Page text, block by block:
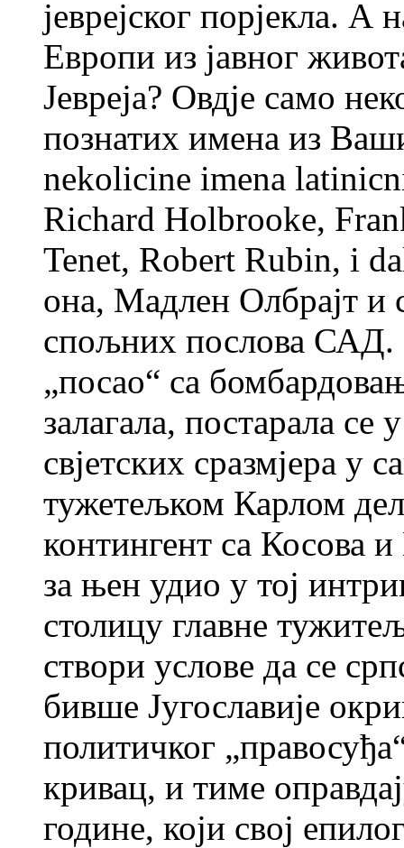
јеврејског порјекла. А
Европи из јавног
Јевреја? Овдје само
познатих имена из
nekolicine imena
Richard Holbrooke,
Tenet, Robert Rubin, i
она, Мадлен Олбрајт и
спољних послова САД.
„посао“ са
залагала, постарала се
свјетских сразмјера у
тужетељком Карлом
контингент са Косова
за њен удио у тој
столицу главне
створи услове да се
бивше Југославије
политичког
кривац, и тиме
године, који свој